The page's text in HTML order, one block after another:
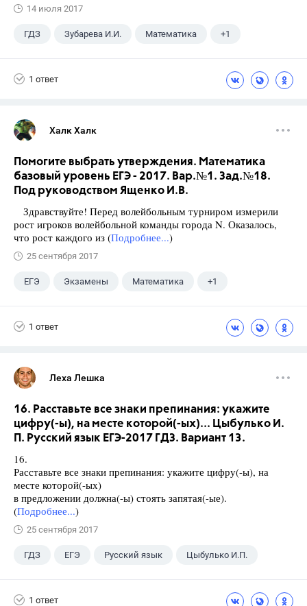
14 июля 2017
ГДЗ Зубарева И.И. Математика +1
1 ответ
Халк Халк
Помогите выбрать утверждения. Математика
базовый уровень ЕГЭ - 2017. Вар.№1. Зад.№18.
Под руководством Ященко И.В.
Здравствуйте! Перед волейбольным турниром измерили
рост игроков волейбольной команды города N. Оказалось,
что рост каждого из (Подробнее...)
25 сентября 2017
ЕГЭ Экзамены Математика +1
1 ответ
Леха Лешка
16. Расставьте все знаки препинания: укажите
цифру(-ы), на месте которой(-ых)... Цыбулько И.
П. Русский язык ЕГЭ-2017 ГДЗ. Вариант 13.
16.
Расставьте все знаки препинания: укажите цифру(-ы), на
месте которой(-ых)
в предложении должна(-ы) стоять запятая(-ые).
(Подробнее...)
25 сентября 2017
ГДЗ ЕГЭ Русский язык Цыбулько И.П.
1 ответ